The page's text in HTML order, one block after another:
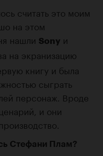
считать это моим
на этом
нашли Sony и
на экранизацию
книгу и была
сыграть
персонаж. Вроде
и они
Стефани Плам?